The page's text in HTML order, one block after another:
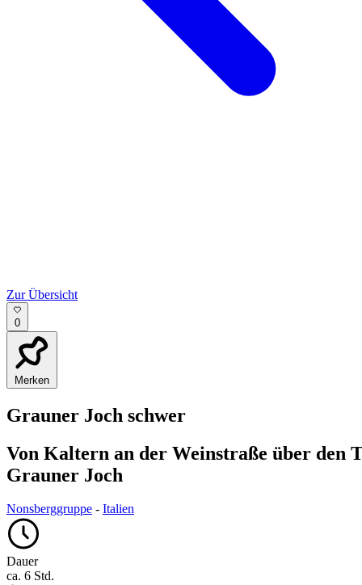
Zur Übersicht
0
Merken
Grauner Joch schwer
Von Kaltern an der Weinstraße über den
Grauner Joch
Nonsberggruppe - Italien
Dauer
ca. 6 Std.